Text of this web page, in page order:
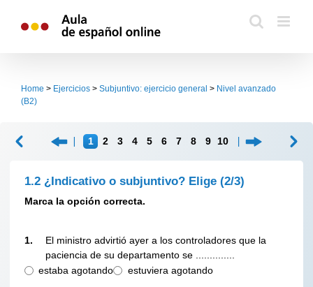
Home > Ejercicios > Subjuntivo: ejercicio general > Nivel avanzado
(B2)
1 2 3 4 5 6 7 8 9 10
1.2 ¿Indicativo o subjuntivo? Elige (2/3)
Marca la opción correcta.
1.
El ministro advirtió ayer a los controladores que la
paciencia de su departamento se ..............
estaba agotando
estuviera agotando